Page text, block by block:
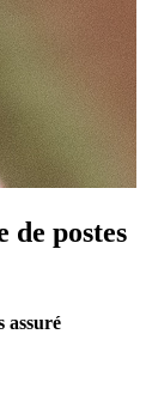
de postes
assuré